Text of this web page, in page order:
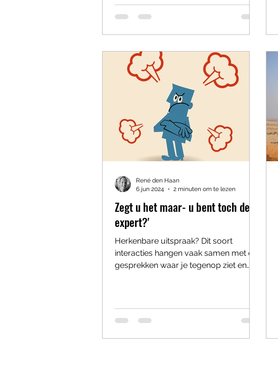
Zegt u het maar- u bent toch de
expert?'
Herkenbare uitspraak? Dit soort
interacties hangen vaak samen met die
gesprekken waar je tegenop ziet en
René den Haan
6 jun 2024
2 minuten om te lezen